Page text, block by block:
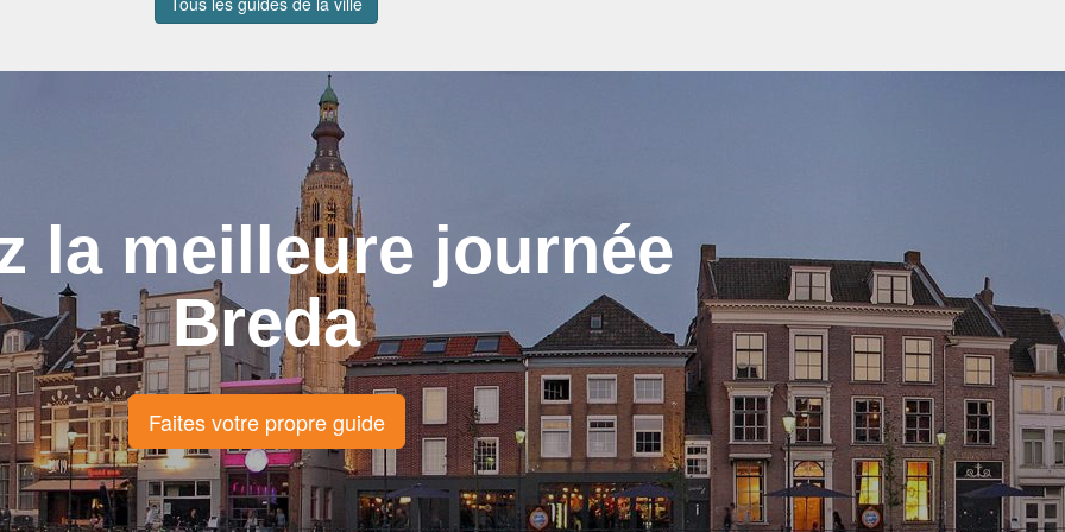
la meilleure journée
Breda
Faites votre propre guide